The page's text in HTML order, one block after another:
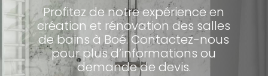
Profitez de notre expérience en
création et rénovation des salles
de bains à Boé. Contactez-nous
pour plus d’informations ou
demande de devis.